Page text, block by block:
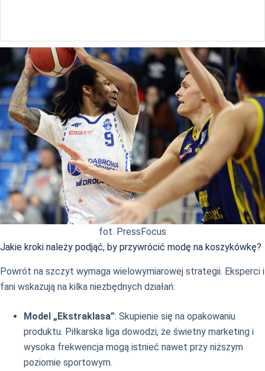
fot. PressFocus
Jakie kroki należy podjąć, by przywrócić modę na koszykówkę?
Powrót na szczyt wymaga wielowymiarowej strategii. Eksperci i
fani wskazują na kilka niezbędnych działań:
Model „Ekstraklasa”: Skupienie się na opakowaniu
produktu. Piłkarska liga dowodzi, że świetny marketing i
wysoka frekwencja mogą istnieć nawet przy niższym
poziomie sportowym.